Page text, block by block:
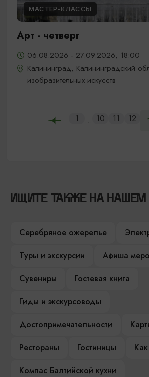
МАСТЕР-КЛАССЫ
Арт - четверг
06.08.2026 - 27.09.2026, 18:00
Калининград, Калининградский
изобразительных искусств
1 ... 10 11 12
ИЩИТЕ ТАКЖЕ НА НАШЕМ
Серебряное ожерелье
Туры и экскурсии
Афиша
Сувениры
Гостевая книга
Гиды и экскурсоводы
Достопримечательности
Рестораны
Гостиницы
Компас Балтийской кухни